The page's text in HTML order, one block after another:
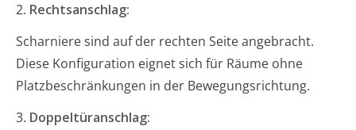
2. Rechtsanschlag:
Scharniere sind auf der rechten Seite angebracht.
Diese Konfiguration eignet sich für Räume ohne
Platzbeschränkungen in der Bewegungsrichtung.
3. Doppeltüranschlag: